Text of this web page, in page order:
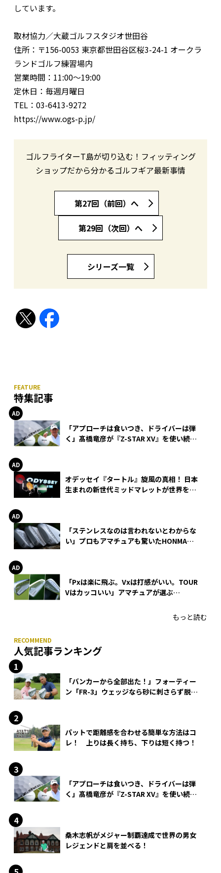
しています。
取材協力／大蔵ゴルフスタジオ世田谷
住所：〒156-0053 東京都世田谷区桜3-24-1 オークラ
ランドゴルフ練習場内
営業時間：11:00〜19:00
定休日：毎週月曜日
TEL：03-6413-9272
https://www.ogs-p.jp/
ゴルフライターT島が切り込む！フィッティング
ショップだから分かるゴルフギア最新事情
第27回（前回）へ
第29回（次回）へ
シリーズ一覧
特集記事
「アプローチは食いつき、ドライバーは弾
く」髙橋竜彦が『Z-STAR XV』を使い続け
オデッセイ『タートル』旋風の真相！ 日本
生まれの新世代ミッドマレットが世界を席
「ステンレスなのは言われないとわからな
い」プロもアマチュアも驚いたHONMA
「Pxは楽に飛ぶ。Vxは打感がいい。TOUR
Vはカッコいい」アマチュアが選ぶ
もっと読む
人気記事ランキング
「バンカーから全部出た！」フォーティー
ン「FR-3」ウェッジなら砂に刺さらず脱出
パットで距離感を合わせる簡単な方法はコ
レ！ 上りは長く持ち、下りは短く持つ！
「アプローチは食いつき、ドライバーは弾
く」髙橋竜彦が『Z-STAR XV』を使い続け
桑木志帆がメジャー制覇達成で世界の男女
レジェンドと肩を並べる！